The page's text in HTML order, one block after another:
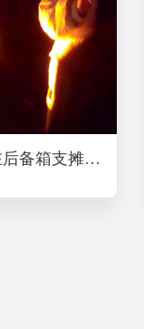
离了个大谱！高速上停车，在后备箱支摊儿做饭！